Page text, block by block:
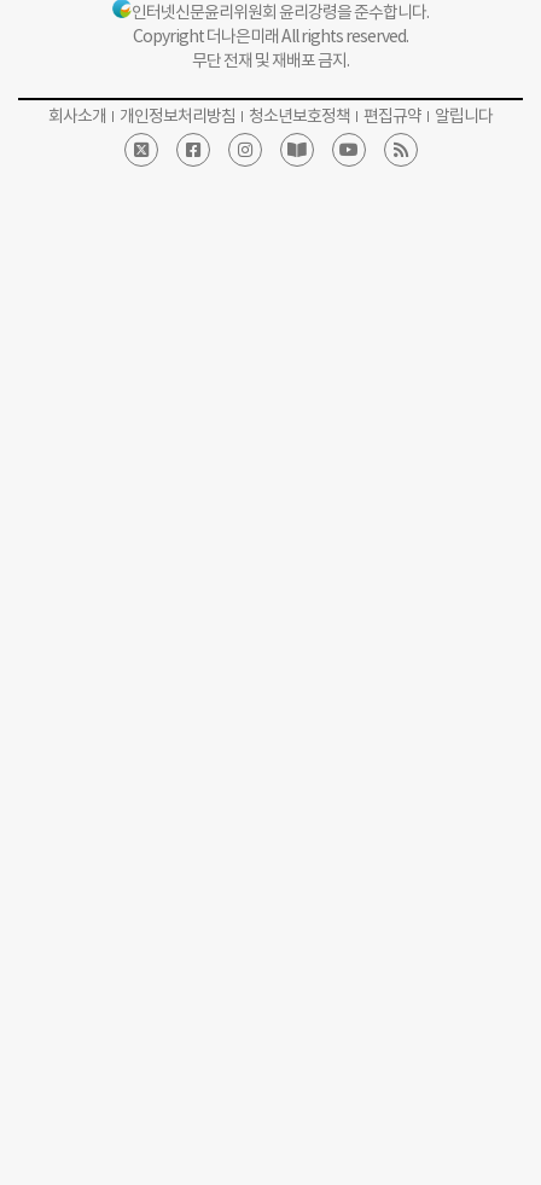
인터넷신문윤리위원회 윤리강령을 준수합니다.
Copyright 더나은미래 All rights reserved.
무단 전재 및 재배포 금지.
회사소개 개인정보처리방침 청소년보호정책 편집규약 알립니다